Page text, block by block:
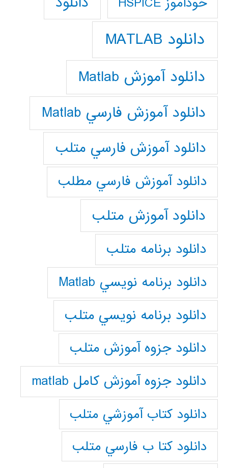
دانلود MATLAB
دانلود آموزش Matlab
دانلود آموزش فارسي Matlab
دانلود آموزش فارسي متلب
دانلود آموزش فارسي مطلب
دانلود آموزش متلب
دانلود برنامه متلب
دانلود برنامه نويسي Matlab
دانلود برنامه نويسي متلب
دانلود جزوه آموزش متلب
دانلود جزوه آموزش کامل matlab
دانلود كتاب آموزشي متلب
دانلود كتا ب فارسي متلب